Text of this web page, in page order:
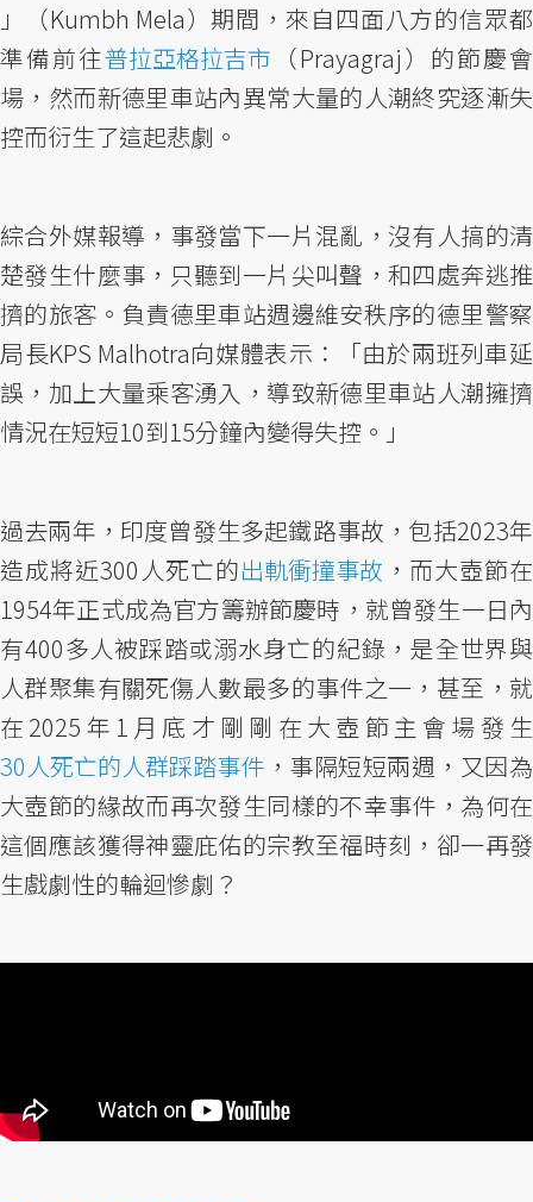
」（Kumbh Mela）期間，來自四面八方的信眾都
準備前往普拉亞格拉吉市 （Prayagraj）的節慶會
場，然而新德里車站內異常大量的人潮終究逐漸失
控而衍生了這起悲劇。
綜合外媒報導，事發當下一片混亂，沒有人搞的清
楚發生什麼事，只聽到一片尖叫聲，和四處奔逃推
擠的旅客。負責德里車站週邊維安秩序的德里警察
局長KPS Malhotra向媒體表示：「由於兩班列車延
誤，加上大量乘客湧入，導致新德里車站人潮擁擠
情況在短短10到15分鐘內變得失控。」
過去兩年，印度曾發生多起鐵路事故，包括2023年
造成將近300人死亡的出軌衝撞事故 ，而大壺節在
1954年正式成為官方籌辦節慶時，就曾發生一日內
有400多人被踩踏或溺水身亡的紀錄，是全世界與
人群聚集有關死傷人數最多的事件之一，甚至，就
在2025年1月底才剛剛在大壺節主會場發生
30人死亡的人群踩踏事件 ，事隔短短兩週，又因為
大壺節的緣故而再次發生同樣的不幸事件，為何在
這個應該獲得神靈庇佑的宗教至福時刻，卻一再發
生戲劇性的輪迴慘劇？